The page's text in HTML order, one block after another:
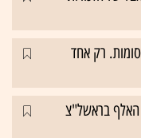
רק אחד
בראשל"צ